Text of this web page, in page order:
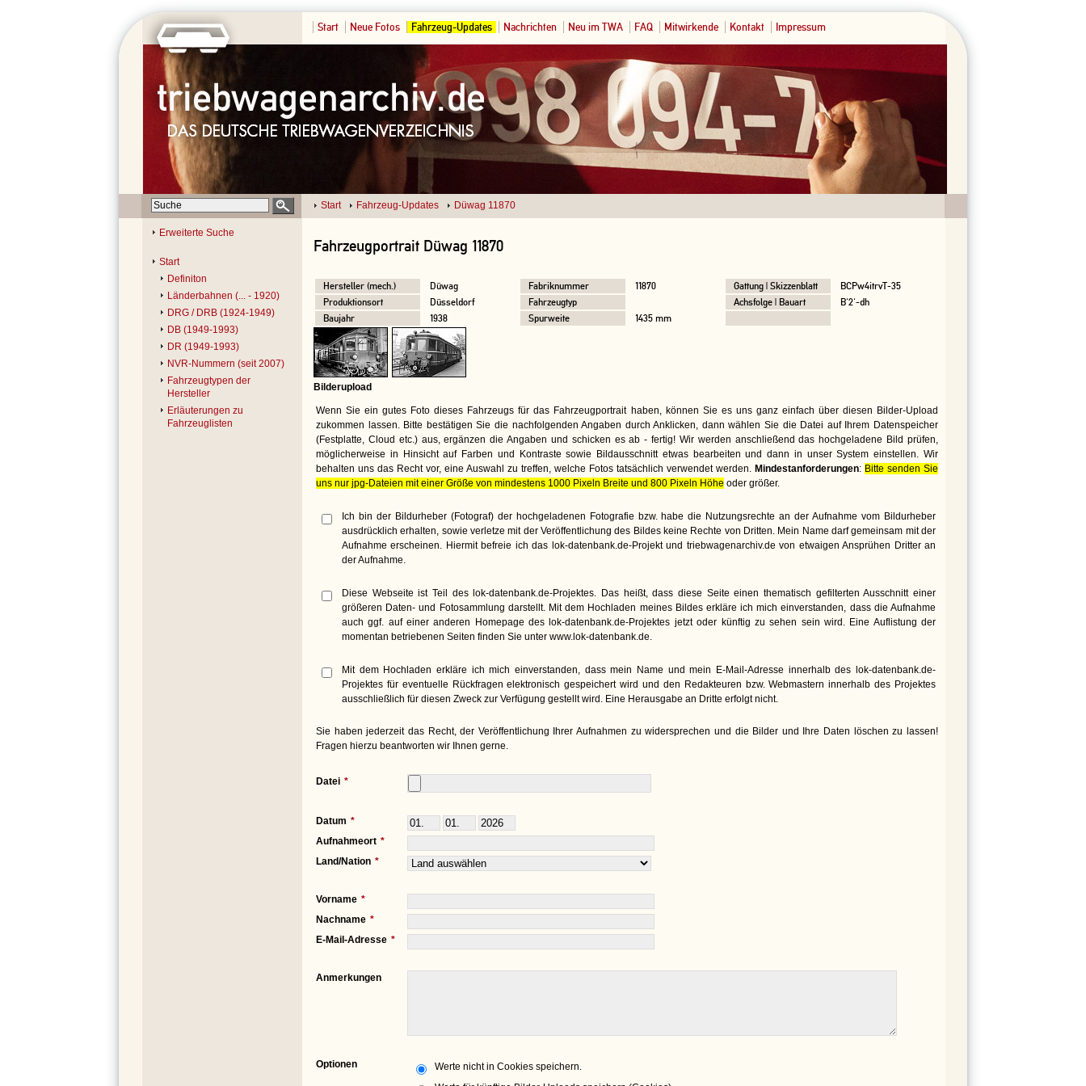
Start Neue Fotos Fahrzeug-Updates Nachrichten Neu im TWA FAQ Mitwirkende Kontakt Impressum
Start Fahrzeug-Updates Düwag 11870
Erweiterte Suche
Start
Definiton
Länderbahnen (... - 1920)
DRG / DRB (1924-1949)
DB (1949-1993)
DR (1949-1993)
NVR-Nummern (seit 2007)
Fahrzeugtypen der
Hersteller
Erläuterungen zu
Fahrzeuglisten
Fahrzeugportrait Düwag 11870
Hersteller (mech.) Düwag Fabriknummer 11870 Gattung | Skizzenblatt
BCPw4itrvT-35
Produktionsort
Düsseldorf Fahrzeugtyp Achsfolge | Bauart
B'2'-dh
Baujahr
1938 Spurweite 1435 mm
Bilderupload
Wenn Sie ein gutes Foto dieses Fahrzeugs für das Fahrzeugportrait haben, können Sie es uns ganz einfach über diesen Bilder-Upload
zukommen lassen. Bitte bestätigen Sie die nachfolgenden Angaben durch Anklicken, dann wählen Sie die Datei auf Ihrem Datenspeicher
(Festplatte, Cloud etc.) aus, ergänzen die Angaben und schicken es ab - fertig! Wir werden anschließend das hochgeladene Bild prüfen,
möglicherweise in Hinsicht auf Farben und Kontraste sowie Bildausschnitt etwas bearbeiten und dann in unser System einstellen. Wir
behalten uns das Recht vor, eine Auswahl zu treffen, welche Fotos tatsächlich verwendet werden. Mindestanforderungen: Bitte senden Sie
uns nur jpg-Dateien mit einer Größe von mindestens 1000 Pixeln Breite und 800 Pixeln Höhe oder größer.
Ich bin der Bildurheber (Fotograf) der hochgeladenen Fotografie bzw. habe die Nutzungsrechte an der Aufnahme vom Bildurheber
ausdrücklich erhalten, sowie verletze mit der Veröffentlichung des Bildes keine Rechte von Dritten. Mein Name darf gemeinsam mit der
Aufnahme erscheinen. Hiermit befreie ich das lok-datenbank.de-Projekt und triebwagenarchiv.de von etwaigen Ansprühen Dritter an
der Aufnahme.
Diese Webseite ist Teil des lok-datenbank.de-Projektes. Das heißt, dass diese Seite einen thematisch gefilterten Ausschnitt einer
größeren Daten- und Fotosammlung darstellt. Mit dem Hochladen meines Bildes erkläre ich mich einverstanden, dass die Aufnahme
auch ggf. auf einer anderen Homepage des lok-datenbank.de-Projektes jetzt oder künftig zu sehen sein wird. Eine Auflistung der
momentan betriebenen Seiten finden Sie unter www.lok-datenbank.de.
Mit dem Hochladen erkläre ich mich einverstanden, dass mein Name und mein E-Mail-Adresse innerhalb des lok-datenbank.de-
Projektes für eventuelle Rückfragen elektronisch gespeichert wird und den Redakteuren bzw. Webmastern innerhalb des Projektes
ausschließlich für diesen Zweck zur Verfügung gestellt wird. Eine Herausgabe an Dritte erfolgt nicht.
Sie haben jederzeit das Recht, der Veröffentlichung Ihrer Aufnahmen zu widersprechen und die Bilder und Ihre Daten löschen zu lassen!
Fragen hierzu beantworten wir Ihnen gerne.
Datei
Datum
Aufnahmeort
Land/Nation
Vorname
Nachname
E-Mail-Adresse
Anmerkungen
Optionen
Werte nicht in Cookies speichern.